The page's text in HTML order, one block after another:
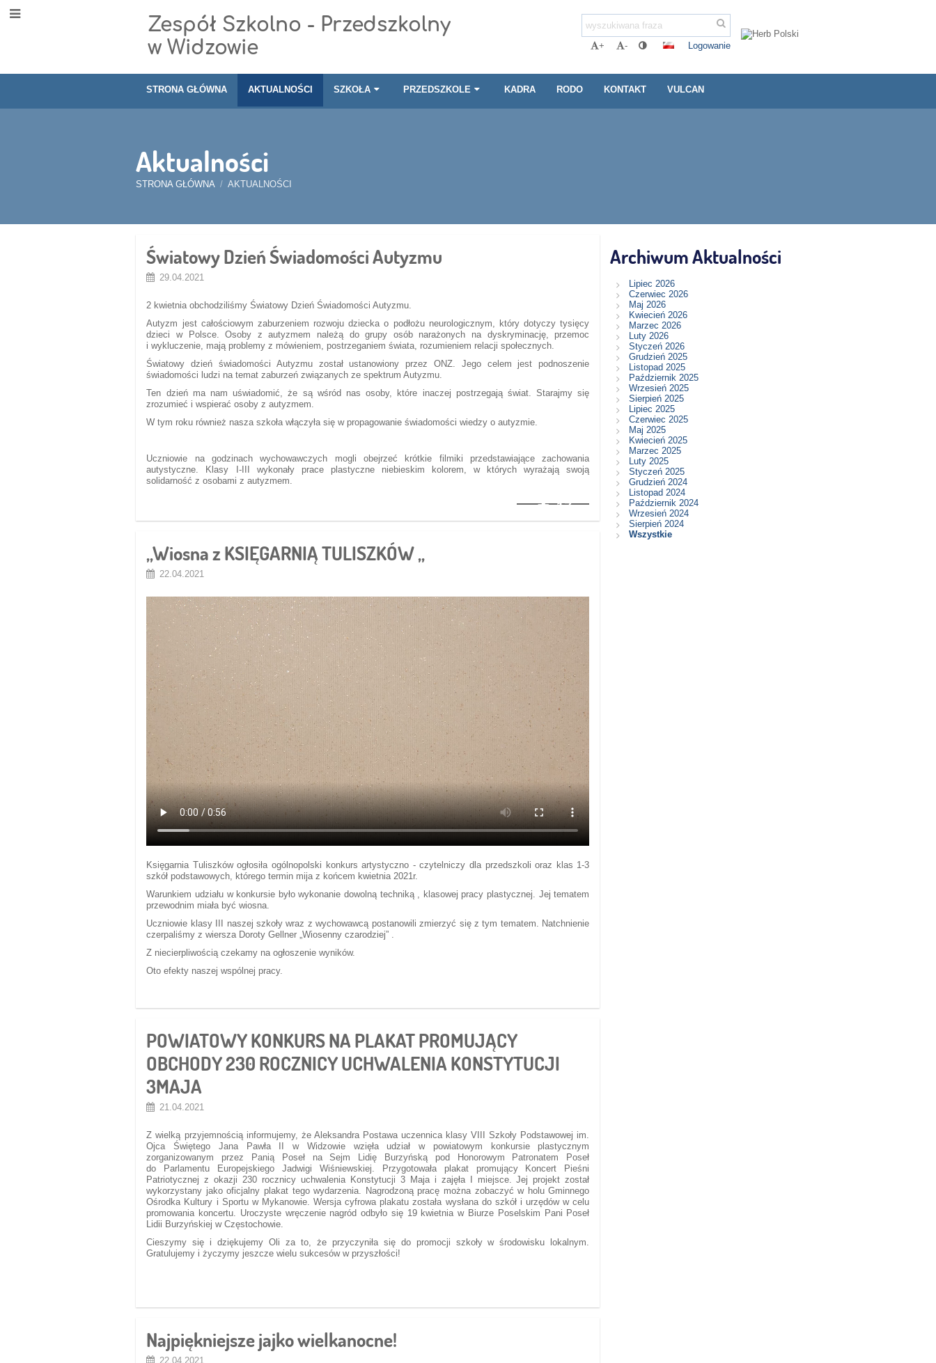
Zespół Szkolno - Przedszkolny
w Widzowie
+ - Logowanie
STRONA GŁÓWNA AKTUALNOŚCI SZKOŁA PRZEDSZKOLE KADRA RODO KONTAKT VULCAN
Aktualności
STRONA GŁÓWNA / AKTUALNOŚCI
Aktualności
Światowy Dzień Świadomości Autyzmu
29.04.2021
2 kwietnia obchodziliśmy Światowy Dzień Świadomości Autyzmu.
Autyzm jest całościowym zaburzeniem rozwoju dziecka o podłożu neurologicznym, który dotyczy tysięcy
dzieci w Polsce. Osoby z autyzmem należą do grupy osób narażonych na dyskryminację, przemoc
i wykluczenie, mają problemy z mówieniem, postrzeganiem świata, rozumieniem relacji społecznych.
Światowy dzień świadomości Autyzmu został ustanowiony przez ONZ. Jego celem jest podnoszenie
świadomości ludzi na temat zaburzeń związanych ze spektrum Autyzmu.
Ten dzień ma nam uświadomić, że są wśród nas osoby, które inaczej postrzegają świat. Starajmy się
zrozumieć i wspierać osoby z autyzmem.
W tym roku również nasza szkoła włączyła się w propagowanie świadomości wiedzy o autyzmie.
Uczniowie na godzinach wychowawczych mogli obejrzeć krótkie filmiki przedstawiające zachowania
autystyczne. Klasy I-III wykonały prace plastyczne niebieskim kolorem, w których wyrażają swoją
solidarność z osobami z autyzmem.
17
„Wiosna z KSIĘGARNIĄ TULISZKÓW „
22.04.2021
Księgarnia Tuliszków ogłosiła ogólnopolski konkurs artystyczno - czytelniczy dla przedszkoli oraz klas 1-3
szkół podstawowych, którego termin mija z końcem kwietnia 2021r.
Warunkiem udziału w konkursie było wykonanie dowolną techniką , klasowej pracy plastycznej. Jej tematem
przewodnim miała być wiosna.
Uczniowie klasy III naszej szkoły wraz z wychowawcą postanowili zmierzyć się z tym tematem. Natchnienie
czerpaliśmy z wiersza Doroty Gellner „Wiosenny czarodziej” .
Z niecierpliwością czekamy na ogłoszenie wyników.
Oto efekty naszej wspólnej pracy.
POWIATOWY KONKURS NA PLAKAT PROMUJĄCY
OBCHODY 230 ROCZNICY UCHWALENIA KONSTYTUCJI
3MAJA
21.04.2021
Z wielką przyjemnością informujemy, że Aleksandra Postawa uczennica klasy VIII Szkoły Podstawowej im.
Ojca Świętego Jana Pawła II w Widzowie wzięła udział w powiatowym konkursie plastycznym
zorganizowanym przez Panią Poseł na Sejm Lidię Burzyńską pod Honorowym Patronatem Poseł
do Parlamentu Europejskiego Jadwigi Wiśniewskiej. Przygotowała plakat promujący Koncert Pieśni
Patriotycznej z okazji 230 rocznicy uchwalenia Konstytucji 3 Maja i zajęła I miejsce. Jej projekt został
wykorzystany jako oficjalny plakat tego wydarzenia. Nagrodzoną pracę można zobaczyć w holu Gminnego
Ośrodka Kultury i Sportu w Mykanowie. Wersja cyfrowa plakatu została wysłana do szkół i urzędów w celu
promowania koncertu. Uroczyste wręczenie nagród odbyło się 19 kwietnia w Biurze Poselskim Pani Poseł
Lidii Burzyńskiej w Częstochowie.
Cieszymy się i dziękujemy Oli za to, że przyczyniła się do promocji szkoły w środowisku lokalnym.
Gratulujemy i życzymy jeszcze wielu sukcesów w przyszłości!
Najpiękniejsze jajko wielkanocne!
22.04.2021
Archiwum Aktualności
Lipiec 2026
Czerwiec 2026
Maj 2026
Kwiecień 2026
Marzec 2026
Luty 2026
Styczeń 2026
Grudzień 2025
Listopad 2025
Październik 2025
Wrzesień 2025
Sierpień 2025
Lipiec 2025
Czerwiec 2025
Maj 2025
Kwiecień 2025
Marzec 2025
Luty 2025
Styczeń 2025
Grudzień 2024
Listopad 2024
Październik 2024
Wrzesień 2024
Sierpień 2024
Wszystkie